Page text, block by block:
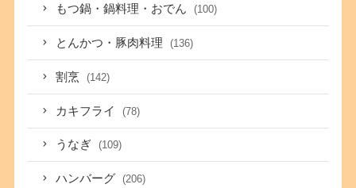
もつ鍋・鍋料理・おでん (100)
とんかつ・豚肉料理 (136)
割烹 (142)
カキフライ (78)
うなぎ (109)
ハンバーグ (206)